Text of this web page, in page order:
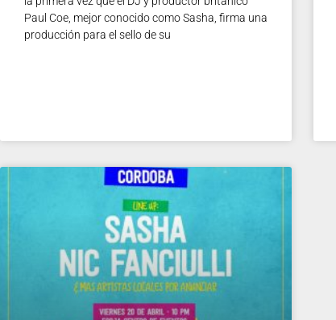
Paul Coe, mejor conocido como Sasha, firma una
producción para el sello de su